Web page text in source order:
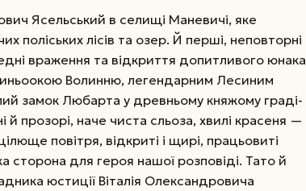
Ясельський в селищі Маневичі, яке
поліських лісів та озер. Й перші, неповторні
враження та відкриття допитливого юнака
Волинню, легендарним Лесиним
замок Любарта у древньому княжому граді-
й прозорі, наче чиста сльоза, хвилі красеня —
повіт­ря, відкриті і щирі, працьовиті
сторона для героя нашої розповіді. Тато й
юстиції Віталія Олександровича